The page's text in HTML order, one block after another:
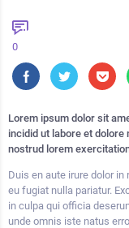
0
Lorem ipsum dolor sit
incidid ut labore et dolore
nostrud lorem
Duis en aute irure dolor
eu fugiat nulla pariatur.
in culpa qui officia
unde omnis iste natus